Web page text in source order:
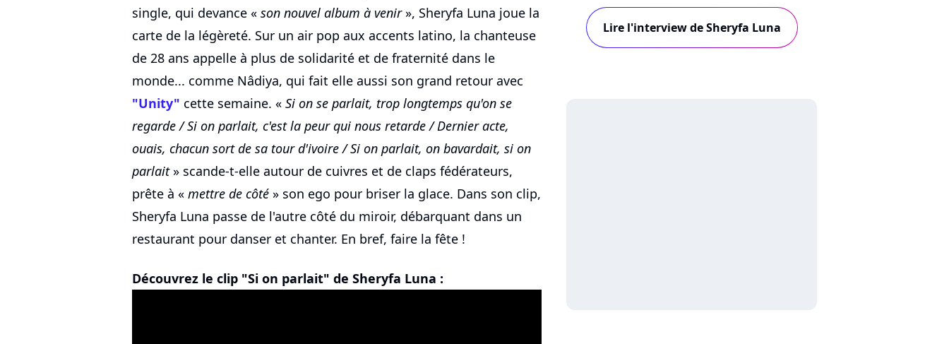
single, qui devance « son nouvel album à venir», Sheryfa Luna joue la
carte de la légèreté. Sur un air pop aux accents latino, la chanteuse
de 28 ans appelle à plus de solidarité et de fraternité dans le
monde... comme Nâdiya, qui fait elle aussi son grand retour avec
"Unity" cette semaine. « Si on se parlait, trop longtemps qu'on se
regarde / Si on parlait, c'est la peur qui nous retarde / Dernier acte,
ouais, chacun sort de sa tour d'ivoire / Si on parlait, on bavardait, si on
parlait» scande-t-elle autour de cuivres et de claps fédérateurs,
prête à « mettre de côté » son ego pour briser la glace. Dans son clip,
Sheryfa Luna passe de l'autre côté du miroir, débarquant dans un
restaurant pour danser et chanter. En bref, faire la fête !
Découvrez le clip "Si on parlait" de Sheryfa Luna :
platine. De la création de cet opus à
la préparation du prochain, l'artiste
évoque également ses projets, ses
Lire l'interview de Sheryfa Luna